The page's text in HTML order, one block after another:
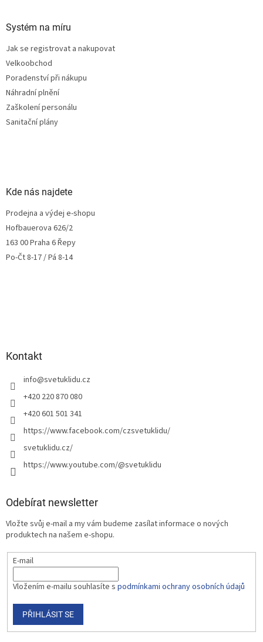
Systém na míru
Jak se registrovat a nakupovat
Velkoobchod
Poradenství při nákupu
Náhradní plnění
Zaškolení personálu
Sanitační plány
Kde nás najdete
Prodejna a výdej e-shopu
Hofbauerova 626/2
163 00 Praha 6 Řepy
Po-Čt 8-17 / Pá 8-14
Kontakt
info@svetuklidu.cz
+420 220 870 080
+420 601 501 341
https://www.facebook.com/czsvetuklidu/
svetuklidu.cz/
https://www.youtube.com/@svetuklidu
Odebírat newsletter
Vložte svůj e-mail a my vám budeme zasílat informace o nových
produktech na našem e-shopu.
E-mail
Vložením e-mailu souhlasíte s podmínkami ochrany osobních údajů
PŘIHLÁSIT SE